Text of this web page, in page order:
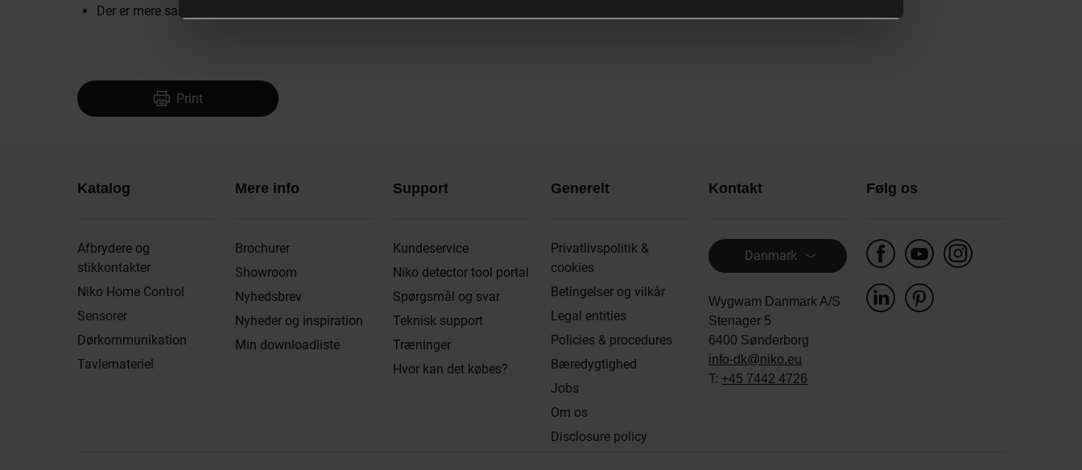
Der er mere sammenhæng med resten af vores sortiment og med nye elastikfri produkter.
Print
Katalog
Afbrydere og
stikkontakter
Niko Home Control
Sensorer
Dørkommunikation
Tavlemateriel
Mere info
Brochurer
Showroom
Nyhedsbrev
Nyheder og inspiration
Min downloadliste
Support
Kundeservice
Niko detector tool portal
Spørgsmål og svar
Teknisk support
Træninger
Hvor kan det købes?
Generelt
Privatlivspolitik &
cookies
Betingelser og vilkår
Legal entities
Policies & procedures
Bæredygtighed
Jobs
Om os
Disclosure policy
Kontakt
Danmark
Wygwam Danmark A/S
Stenager 5
6400 Sønderborg
info-dk@niko.eu
T: +45 7442 4726
Følg os